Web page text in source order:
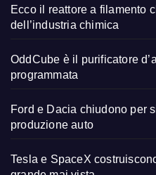
Ecco il reattore a filamento
dell’industria chimica
OddCube è il purificatore
programmata
Ford e Dacia chiudono per
produzione auto
Tesla e SpaceX